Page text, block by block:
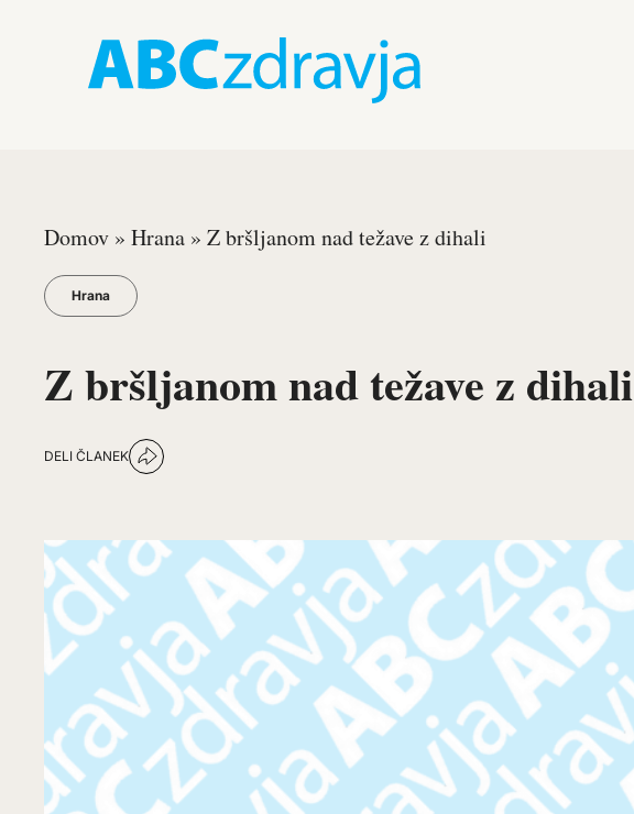
Domov » Hrana » Z bršljanom nad težave z dihali
Hrana
Z bršljanom nad težave z dihali
DELI ČLANEK